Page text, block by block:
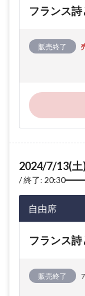
フランス
販売終了
2024/7/13(土
終了: 20:30
自由席
フランス
販売終了